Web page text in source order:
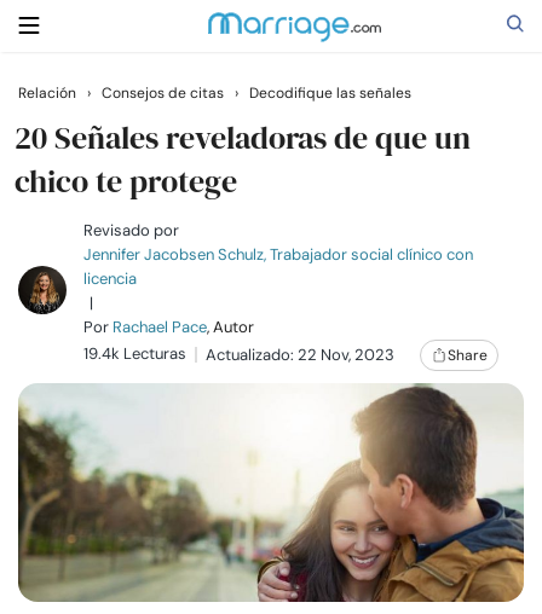
Buscar
Casarse
Relaciones
Familia
Ayuda
Cursos
Recursos
Relación › Consejos de citas › Decodifique las señales
20 Señales reveladoras de que un
chico te protege
Revisado por
Jennifer Jacobsen Schulz, Trabajador social clínico con
licencia
|
Por Rachael Pace, Autor
19.4k Lecturas
Actualizado: 22 Nov, 2023 Share